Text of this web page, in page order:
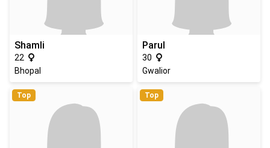
Shamli
22
Bhopal
Parul
30
Gwalior
Top Top